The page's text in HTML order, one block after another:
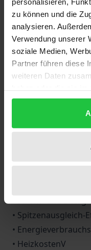
zu können und die
analysieren.
Verwendung unserer
soziale Medien,
Partner führen diese
weiteren Daten
gesammelt haben.
nahezu vollständig
Regelungen des
Energierechts. Die
zur
sind berücksichtigt.
• EnergiestatistikG
•
• EnergiesteuerG
•
• Strom- und
• Spitzenausgleich-
•
• HeizkostenV